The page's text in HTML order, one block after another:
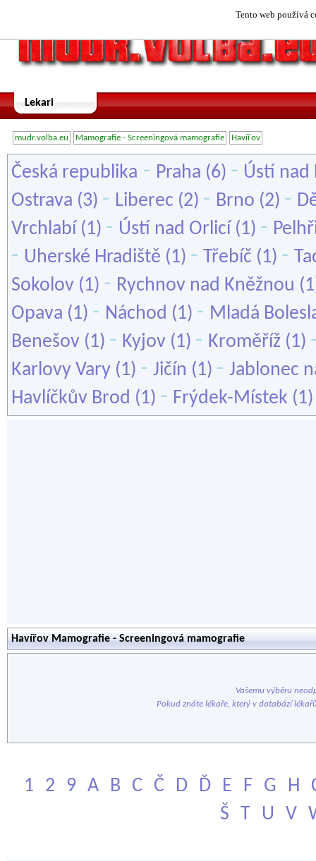
Tento web používá
Lekari
mudr.volba.eu Mamografie - Screeningová mamografie Havířov
Česká republika - Praha (6) - Ústí nad
Ostrava (3) - Liberec (2) - Brno (2) -
Vrchlabí (1) - Ústí nad Orlicí (1) -
- Uherské Hradiště (1) - Třebíč (1) -
Sokolov (1) - Rychnov nad Kněžnou
Opava (1) - Náchod (1) - Mladá
Benešov (1) - Kyjov (1) - Kroměříž (1)
Karlovy Vary (1) - Jičín (1) - Jablonec
Havlíčkův Brod (1) - Frýdek-Místek (1)
Havířov Mamografie - Screeningová mamografie
Vašemu výběru
Pokud znáte lékaře, který v databází
1 2 9 A B C Č D Ď E F G H
Š
T U V